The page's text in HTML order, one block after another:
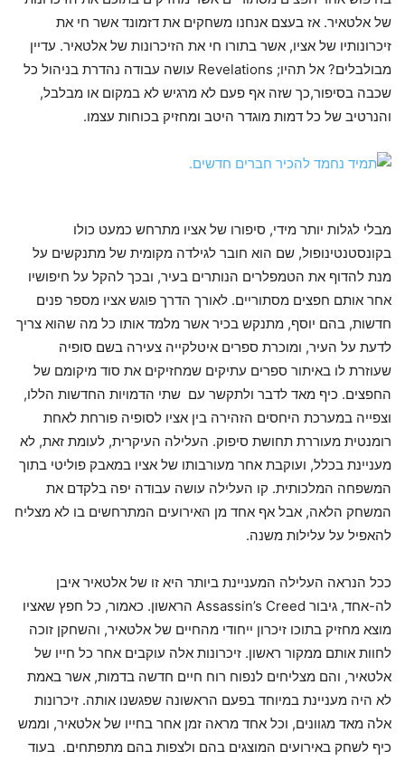
של אלטאיר. אז בעצם אנחנו משחקים את דזמונד אשר חי את
זיכרונותיו של אציו, אשר בתורו חי את הזיכרונות של אלטאיר. עדיין
מבולבלים? אל תהיו; Revelations עושה עבודה נהדרת בניהול כל
שכבה בסיפור,כך שזה אף פעם לא מרגיש לא במקום או מבלבל,
והנרטיב של כל דמות מוגדר היטב ומחזיק בכוחות עצמו.
מבלי לגלות יותר מידי, סיפורו של אציו מתרחש כמעט כולו
בקונסטנטינופול, שם הוא חובר לגילדה מקומית של מתנקשים על
מנת להדוף את הטמפלרים הנותרים בעיר, ובכך להקל על חיפושיו
אחר אותם חפצים מסתוריים. לאורך הדרך פוגש אציו מספר פנים
חדשות, בהם יוסף, מתנקש בכיר אשר מלמד אותו כל מה שהוא צריך
לדעת על העיר, ומוכרת ספרים איטלקייה צעירה בשם סופיה
שעוזרת לו באיתור ספרים עתיקים שמחזיקים את סוד מיקומם של
החפצים. כיף מאד לדבר ולתקשר עם שתי הדמויות החדשות הללו,
וצפייה במערכת היחסים הזהירה בין אציו לסופיה פורחת לאחת
רומנטית מעוררת תחושת סיפוק. העלילה העיקרית, לעומת זאת, לא
מעניינת בכלל, ועוקבת אחר מעורבותו של אציו במאבק פוליטי בתוך
המשפחה המלכותית. קו העלילה עושה עבודה יפה בלקדם את
המשחק הלאה, אבל אף אחד מן האירועים המתרחשים בו לא מצליח
להאפיל על עלילות משנה.
ככל הנראה העלילה המעניינת ביותר היא זו של אלטאיר איבן
לה-אחד, גיבור Assassin’s Creed הראשון. כאמור, כל חפץ שאציו
מוצא מחזיק בתוכו זיכרון ייחודי מהחיים של אלטאיר, והשחקן זוכה
לחוות אותם ממקור ראשון. זיכרונות אלה עוקבים אחר כל חייו של
אלטאיר, והם מצליחים לנפוח רוח חיים חדשה בדמות, אשר באמת
לא היה מעניינת במיוחד בפעם הראשונה שפגשנו אותה. זיכרונות
אלה מאד מגוונים, וכל אחד מראה זמן אחר בחייו של אלטאיר, וממש
כיף לשחק באירועים המוצגים בהם ולצפות בהם מתפתחים. בעוד